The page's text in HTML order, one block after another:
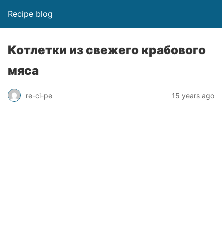
Recipe blog
Котлетки из свежего крабового
мяса
re-ci-pe 15 years ago